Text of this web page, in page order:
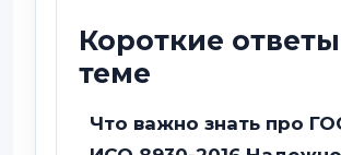
Короткие
теме
Что важно знать про